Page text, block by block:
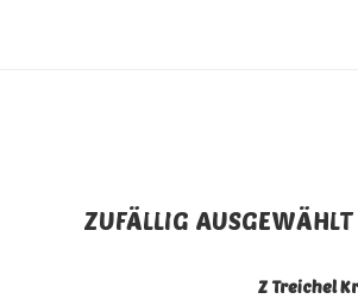
ZUFÄLLIG AUSGEWÄHLT
Z Treichel